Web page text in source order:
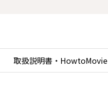
取扱説明書・HowtoMovie